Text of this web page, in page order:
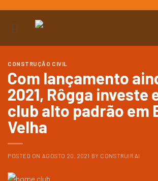
CONSTRUÇÃO CIVIL
Com lançamento
2021, Rôgga investe
club alto padrão em
Velha
POSTED ON AGOSTO 20, 2021 BY CONSTRUIR AI